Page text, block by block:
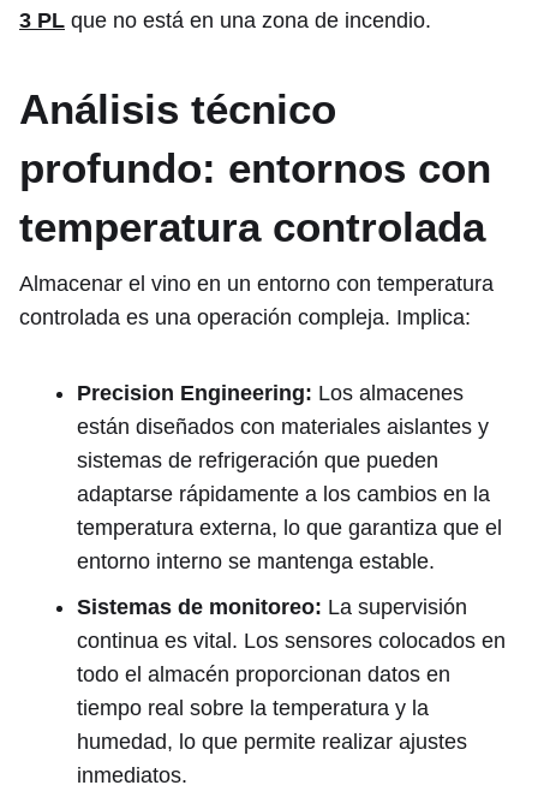
3 PL que no está en una zona de incendio.
Análisis técnico
profundo: entornos con
temperatura controlada
Almacenar el vino en un entorno con temperatura
controlada es una operación compleja. Implica:
Precision Engineering: Los almacenes
están diseñados con materiales aislantes y
sistemas de refrigeración que pueden
adaptarse rápidamente a los cambios en la
temperatura externa, lo que garantiza que el
entorno interno se mantenga estable.
Sistemas de monitoreo: La supervisión
continua es vital. Los sensores colocados en
todo el almacén proporcionan datos en
tiempo real sobre la temperatura y la
humedad, lo que permite realizar ajustes
inmediatos.